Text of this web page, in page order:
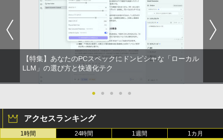
【特集】あなたのPCスペックにドンピシャな「ローカル
LLM」の選び方と快適化テク
● ● ● ● ●
アクセスランキング
1時間 24時間 1週間 1カ月